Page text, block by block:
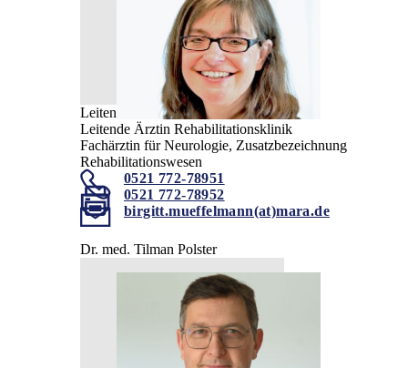
Leitende Oberärztin
Leitende Ärztin Rehabilitationsklinik
Fachärztin für Neurologie, Zusatzbezeichnung
Rehabilitationswesen
0521 772-78951
0521 772-78952
birgitt.mueffelmann(at)mara.de
Dr. med. Tilman Polster